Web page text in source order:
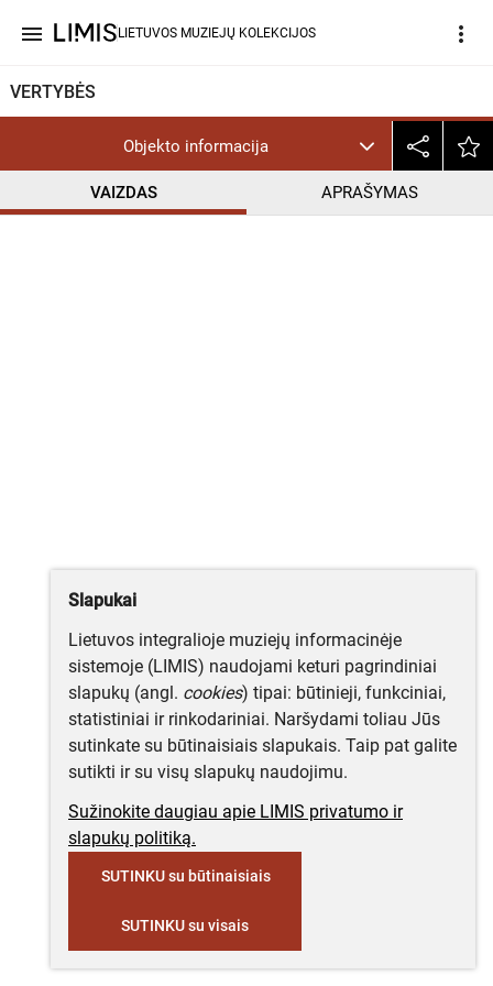
menu LIETUVOS MUZIEJŲ KOLEKCIJOS more_vert
VERTYBĖS
Objekto informacija
VAIZDAS APRAŠYMAS
Slapukai
Lietuvos integralioje muziejų informacinėje
sistemoje (LIMIS) naudojami keturi pagrindiniai
slapukų (angl. cookies) tipai: būtinieji, funkciniai,
statistiniai ir rinkodariniai. Naršydami toliau Jūs
sutinkate su būtinaisiais slapukais. Taip pat galite
sutikti ir su visų slapukų naudojimu.
Sužinokite daugiau apie LIMIS privatumo ir
slapukų politiką.
SUTINKU su būtinaisiais
SUTINKU su visais